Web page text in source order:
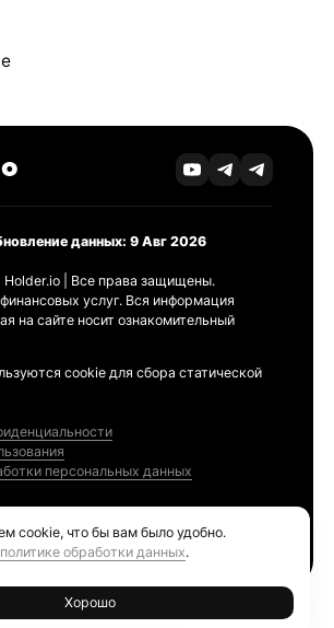
данных: 9 Авг 2026
| Все права защищены.
услуг. Вся информация
на сайте носит ознакомительный
cookie для сбора статической
персональных данных
cookie, что бы вам было удобно.
политике обработки данных.
Хорошо
Tracker